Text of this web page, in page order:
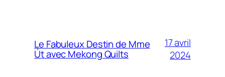
Le Fabuleux Destin de Mme
Út avec Mekong Quilts
17 avril
2024